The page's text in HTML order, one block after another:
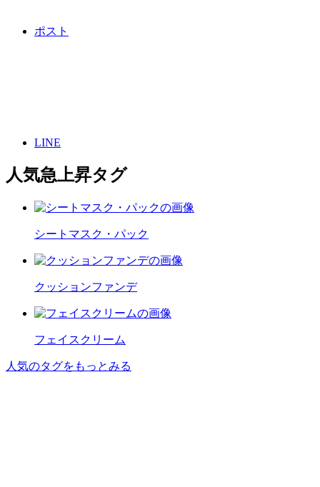
ポスト
LINE
人気急上昇タグ
シートマスク・パック
クッションファンデ
フェイスクリーム
人気のタグをもっとみる